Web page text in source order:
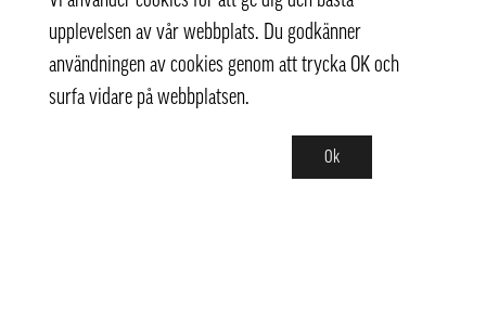
upplevelsen av vår webbplats. Du godkänner
användningen av cookies genom att trycka OK och
surfa vidare på webbplatsen.
Ok